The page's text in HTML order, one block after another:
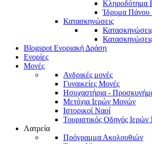
Ίδρυμα Πάνου
Κατασκηνώσεις
Blogspot Ενοριακή Δράση
Ενορίες
Μονές
Ανδρικές μονές
Γυναικείες Μονές
Ησυχαστήρια -
Μετόχια Ιερών Μονών
Ιστορικοί Ναοί
Τουριστικός Οδηγός
Λατρεία
Πρόγραμμα Ακολουθιών